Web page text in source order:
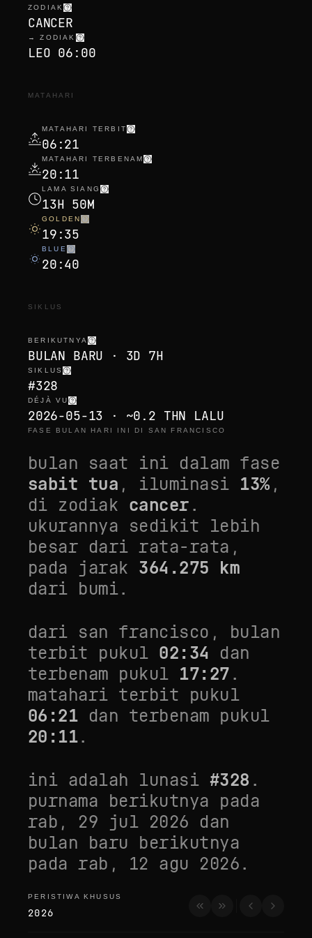
ZODIAK
CANCER
→ ZODIAK
LEO 06:00
MATAHARI
MATAHARI TERBIT
06:21
MATAHARI TERBENAM
20:11
LAMA SIANG
13H 50M
GOLDEN
19:35
BLUE
20:40
SIKLUS
BERIKUTNYA
BULAN BARU · 3D 7H
SIKLUS
#328
DÉJÀ VU
2026-05-13 · ~0.2 THN LALU
FASE BULAN HARI INI DI SAN FRANCISCO
bulan saat ini dalam fase
sabit tua , iluminasi 13%,
di zodiak cancer.
ukurannya sedikit lebih
besar dari rata-rata ,
pada jarak 364.275 km
dari bumi.
dari san francisco , bulan
terbit pukul 02:34 dan
terbenam pukul 17:27.
matahari terbit pukul
06:21 dan terbenam pukul
20:11.
ini adalah lunasi #328 .
purnama berikutnya pada
rab, 29 jul 2026 dan
bulan baru berikutnya
padarab, 12 agu 2026.
peristiwa khusus
PERISTIWA KHUSUS
2026